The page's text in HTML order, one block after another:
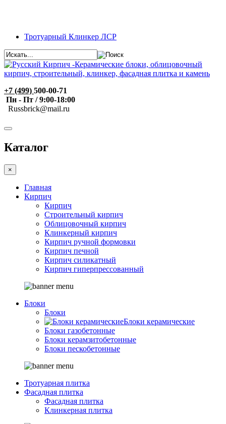
Тротуарный Клинкер ЛСР
+7 (499) 500-00-71
Пн - Пт / 9:00-18:00
Russbrick@mail.ru
Каталог
×
Главная
Кирпич
Кирпич
Строительный кирпич
Облицовочный кирпич
Клинкерный кирпич
Кирпич ручной формовки
Кирпич печной
Кирпич силикатный
Кирпич гиперпрессованный
Блоки
Блоки
Блоки керамические
Блоки газобетонные
Блоки керамзитобетонные
Блоки пескобетонные
Тротуарная плитка
Фасадная плитка
Фасадная плитка
Клинкерная плитка